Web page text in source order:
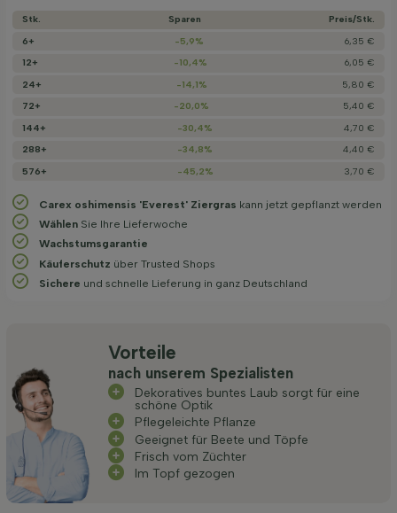
Stk. Sparen
Preis/­Stk.
6+
-5,9%
6,35 €
12+
-10,4%
6,05 €
24+
-14,1%
5,80 €
72+
-20,0%
5,40 €
144+
-30,4%
4,70 €
288+
-34,8%
4,40 €
576+
-45,2% 3,70 €
Carex oshimensis 'Everest' Ziergras kann jetzt gepflanzt werden
Wählen Sie Ihre Lieferwoche
Wachstums­garantie
Käuferschutz über Trusted Shops
Sichere und schnelle Lieferung in ganz Deutschland
Vorteile
nach unserem Spezialisten
Dekoratives buntes Laub sorgt für eine
schöne Optik
Pflegeleichte Pflanze
Geeignet für Beete und Töpfe
Frisch vom Züchter
Im Topf gezogen